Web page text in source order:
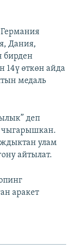
Дания,
бирден
14ү өткөн айда
медаль
деп
чыгарышкан.
улам
айтылат.
аракет